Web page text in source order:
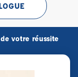
votre réussite